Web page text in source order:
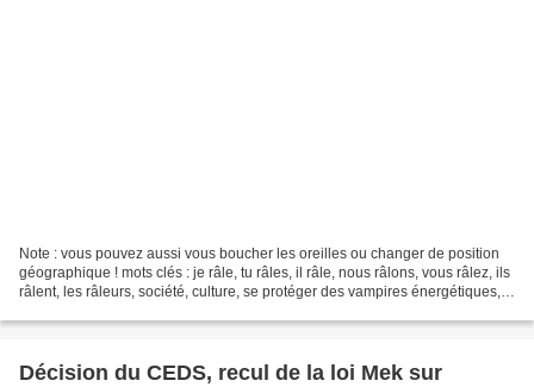
Note : vous pouvez aussi vous boucher les oreilles ou changer de position
géographique ! mots clés : je râle, tu râles, il râle, nous râlons, vous râlez, ils
râlent, les râleurs, société, culture, se protéger des vampires énergétiques,
Décision du CEDS, recul de la loi Mek sur